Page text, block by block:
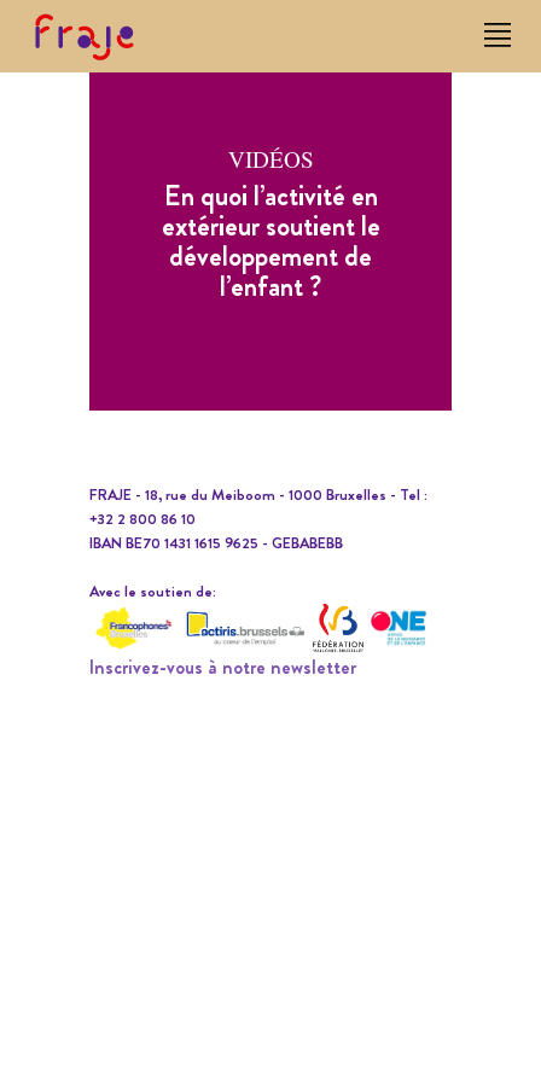
VIDÉOS
En quoi l’activité en
extérieur soutient le
développement de
l’enfant ?
FRAJE - 18, rue du Meiboom - 1000 Bruxelles - Tel :
+32 2 800 86 10
IBAN BE70 1431 1615 9625 - GEBABEBB
Avec le soutien de:
Inscrivez-vous à notre newsletter